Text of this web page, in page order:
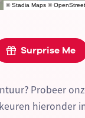
©Stadia Maps ©
Surprise Me
Probeer
hieronder